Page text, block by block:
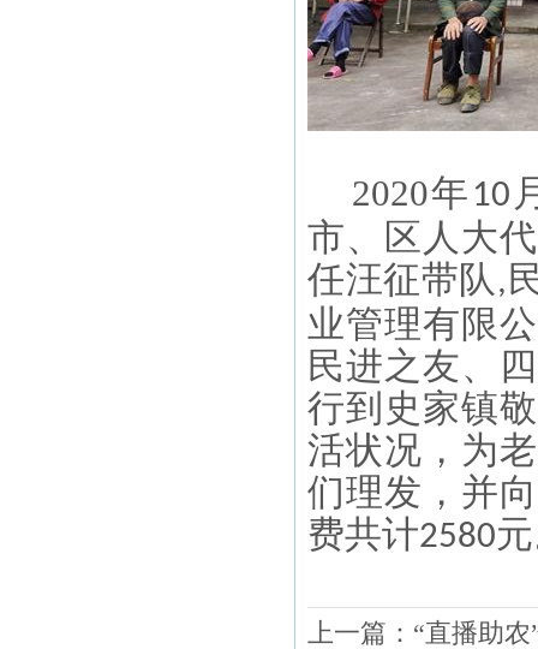
2020年 10
市、区人大
任汪征带队,
业管理有限
民进之友、
行到史家镇
活状况，为
们理发，并
费共计2580
上一篇： “直播助